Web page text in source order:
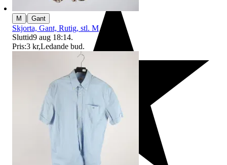
M | Gant
Skjorta, Gant, Rutig, stl. M
Sluttid9 aug 18:14.
Pris:3 kr,Ledande bud.